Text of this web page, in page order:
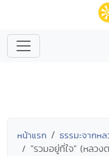
หน้าแรก ธรรมะจากห
"รวมอยู่ที่ใจ" (หลว